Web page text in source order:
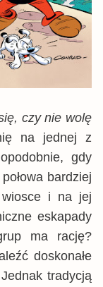
czy nie wolę
na jednej z
gdy
bardziej
i na jej
eskapady
ma rację?
doskonałe
tradycją